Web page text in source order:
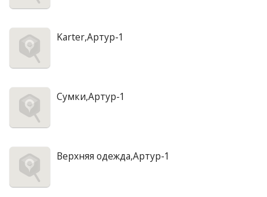
Karter,Артур-1
Сумки,Артур-1
Верхняя одежда,Артур-1